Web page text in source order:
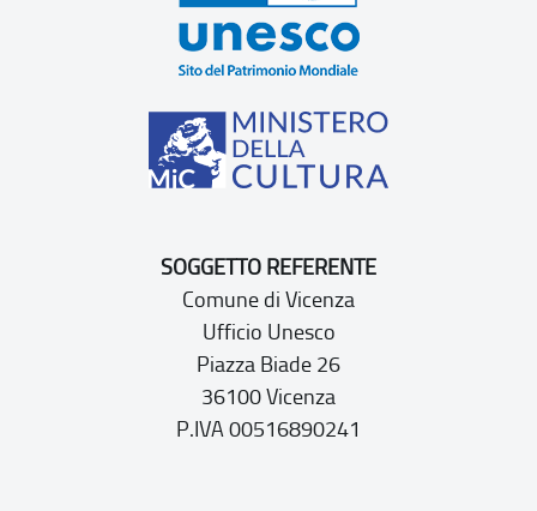
SOGGETTO REFERENTE
Comune di Vicenza
Ufficio Unesco
Piazza Biade 26
36100 Vicenza
P.IVA 00516890241